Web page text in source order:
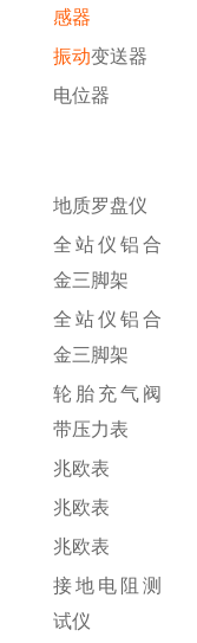
感器
振动变送器
电位器
地质罗盘仪
全站仪铝合
金三脚架
全站仪铝合
金三脚架
轮胎充气阀
带压力表
兆欧表
兆欧表
兆欧表
接地电阻测
试仪